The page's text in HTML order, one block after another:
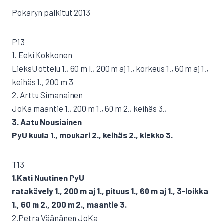
Pokaryn palkitut 2013
P13
1. Eeki Kokkonen
LieksU ottelu 1., 60 m l., 200 m aj 1., korkeus 1., 60 m aj 1.,
keihäs 1., 200 m 3.
2. Arttu Simanainen
JoKa maantie 1., 200 m 1., 60 m 2., keihäs 3.,
3. Aatu Nousiainen
PyU kuula 1., moukari 2., keihäs 2., kiekko 3.
T13
1.Kati Nuutinen PyU
ratakävely 1., 200 m aj 1., pituus 1., 60 m aj 1., 3-loikka
1., 60 m 2., 200 m 2., maantie 3.
2.Petra Väänänen JoKa